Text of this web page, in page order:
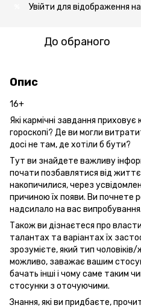
Увійти для відображення
До обраного
Опис
16+
Які кармічні завдання
гороскопі? Де ви могли
досі не там, де хотіли б бути?
Тут ви знайдете важливу
почати позбавлятися від
накопичилися, через
причиною їх появи. Ви почнете
надсилало на вас випробування.
Також ви дізнаєтеся про
талантах та варіантах їх
зрозумієте, який тип
можливо, заважає вашим
бачать інші і чому саме таким
стосунки з оточуючими.
Знання, які ви придбаєте,